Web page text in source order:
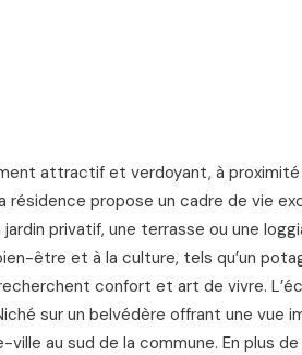
attractif et verdoyant, à
résidence propose un cadre de vie
privatif, une terrasse ou une
être et à la culture, tels qu’un
confort et art de vivre.
sur un belvédère offrant une vue
au sud de la commune. En plus de